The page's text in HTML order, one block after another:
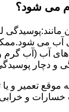
می شود؟
آب می
آب (آب گرم و
و دچار
موقع تعمیر و
و